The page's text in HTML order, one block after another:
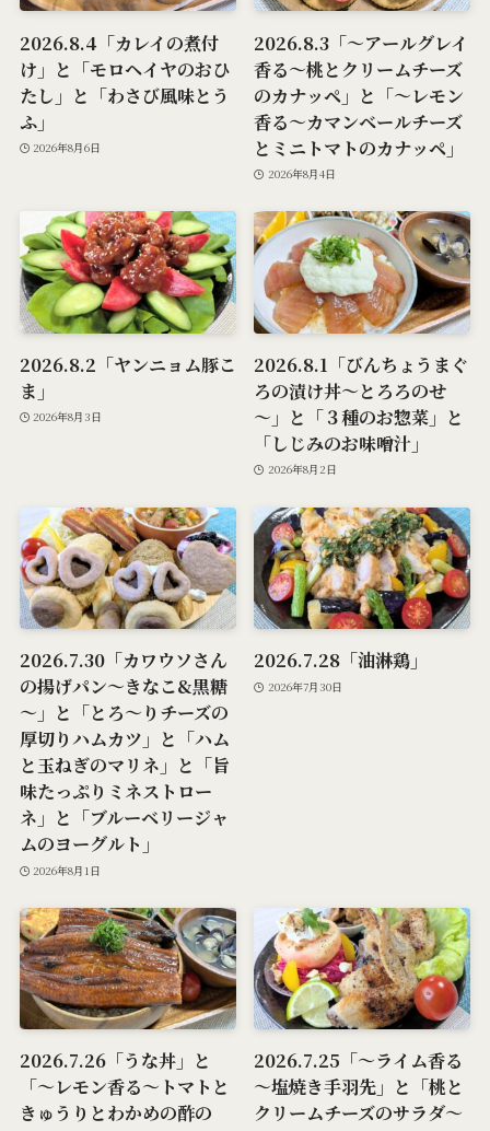
2026.8.4「カレイの煮付
け」と「モロヘイヤのおひ
たし」と「わさび風味とう
ふ」
2026年8月6日
2026.8.3「～アールグレイ
香る～桃とクリームチーズ
のカナッペ」と「～レモン
香る～カマンベールチーズ
とミニトマトのカナッペ」
2026年8月4日
2026.8.2「ヤンニョム豚こ
ま」
2026年8月3日
2026.8.1「びんちょうまぐ
ろの漬け丼～とろろのせ
～」と「３種のお惣菜」と
「しじみのお味噌汁」
2026年8月2日
2026.7.30「カワウソさん
の揚げパン～きなこ&黒糖
～」と「とろ～りチーズの
厚切りハムカツ」と「ハム
と玉ねぎのマリネ」と「旨
味たっぷりミネストロー
ネ」と「ブルーベリージャ
ムのヨーグルト」
2026年8月1日
2026.7.28「油淋鶏」
2026年7月30日
2026.7.26「うな丼」と
「～レモン香る～トマトと
きゅうりとわかめの酢の
2026.7.25「～ライム香る
～塩焼き手羽先」と「桃と
クリームチーズのサラダ～